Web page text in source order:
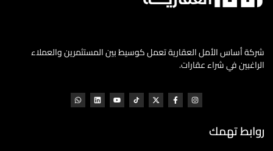
شركة أساس الأمل العقارية تعمل كوسيط بين المستثمرين والعملاء
الراغبين في شراء عقارات.
روابط تهمك